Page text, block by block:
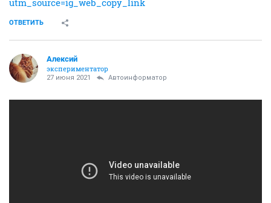
utm_source=ig_web_copy_link
ОТВЕТИТЬ
Алексий
экспериментатор
27 июня 2021 Автоинформатор